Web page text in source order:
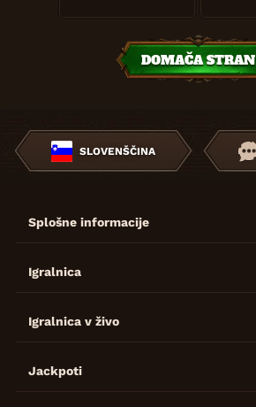
DOMAČA STRAN
SLOVENŠČINA
Splošne informacije
Igralnica
Igralnica v živo
Jackpoti